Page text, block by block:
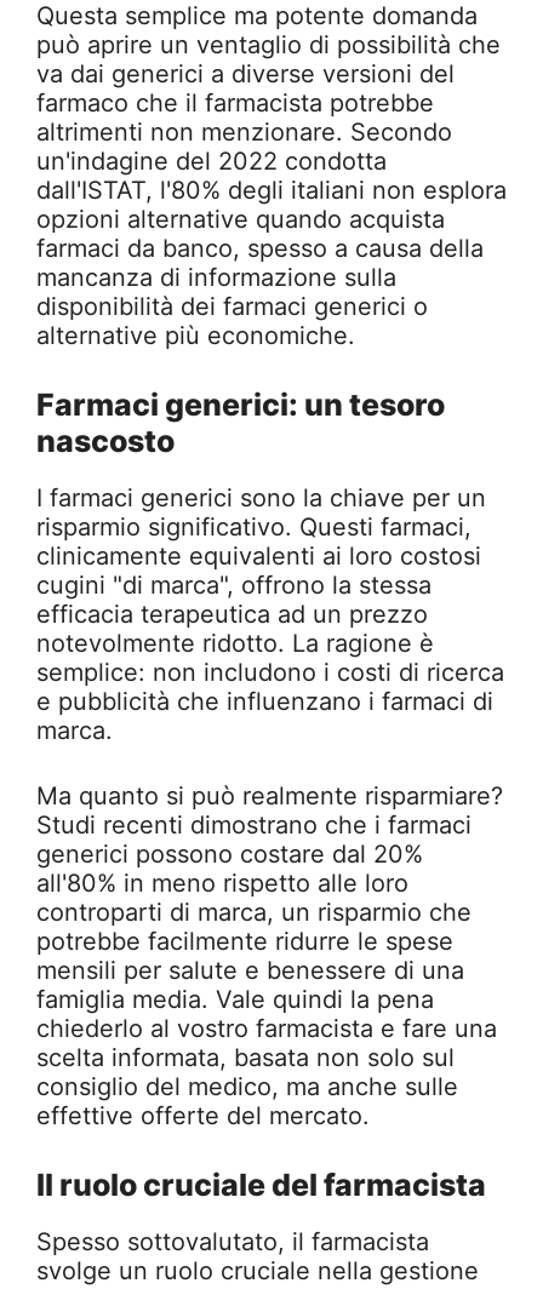
Questa semplice ma potente domanda
può aprire un ventaglio di possibilità che
va dai generici a diverse versioni del
farmaco che il farmacista potrebbe
altrimenti non menzionare. Secondo
un'indagine del 2022 condotta
dall'ISTAT, l'80% degli italiani non esplora
opzioni alternative quando acquista
farmaci da banco, spesso a causa della
mancanza di informazione sulla
disponibilità dei farmaci generici o
alternative più economiche.
Farmaci generici: un tesoro
nascosto
I farmaci generici sono la chiave per un
risparmio significativo. Questi farmaci,
clinicamente equivalenti ai loro costosi
cugini "di marca", offrono la stessa
efficacia terapeutica ad un prezzo
notevolmente ridotto. La ragione è
semplice: non includono i costi di ricerca
e pubblicità che influenzano i farmaci di
marca.
Ma quanto si può realmente risparmiare?
Studi recenti dimostrano che i farmaci
generici possono costare dal 20%
all'80% in meno rispetto alle loro
controparti di marca, un risparmio che
potrebbe facilmente ridurre le spese
mensili per salute e benessere di una
famiglia media. Vale quindi la pena
chiederlo al vostro farmacista e fare una
scelta informata, basata non solo sul
consiglio del medico, ma anche sulle
effettive offerte del mercato.
Il ruolo cruciale del farmacista
Spesso sottovalutato, il farmacista
svolge un ruolo cruciale nella gestione